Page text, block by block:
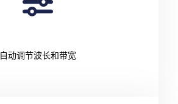
自动调节波长和带宽